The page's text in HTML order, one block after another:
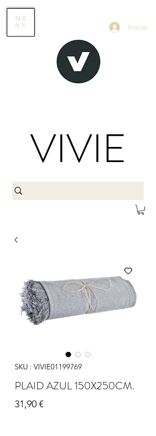
ME
NU
Iniciar
VIVIE
SKU : VIVIE01199769
PLAID AZUL 150X250CM.
31,90 €Prix